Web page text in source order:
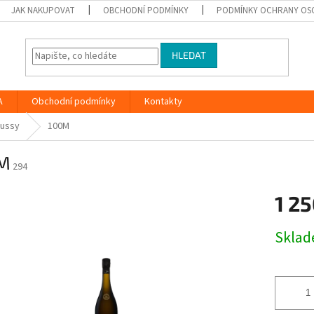
JAK NAKUPOVAT OBCHODNÍ PODMÍNKY PODMÍNKY OCHRANY
HLEDAT
Obchodní podmínky
Kontakty
100M
294
1
cena: